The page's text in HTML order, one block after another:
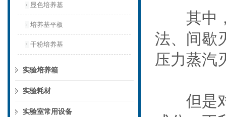
显色培养基
培养基平板
干粉培养基
实验培养箱
实验耗材
实验室常用设备
其中，
法、间歇
压力蒸汽
但是对